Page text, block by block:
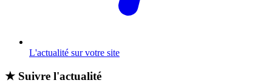
L'actualité sur votre site
★ Suivre l'actualité